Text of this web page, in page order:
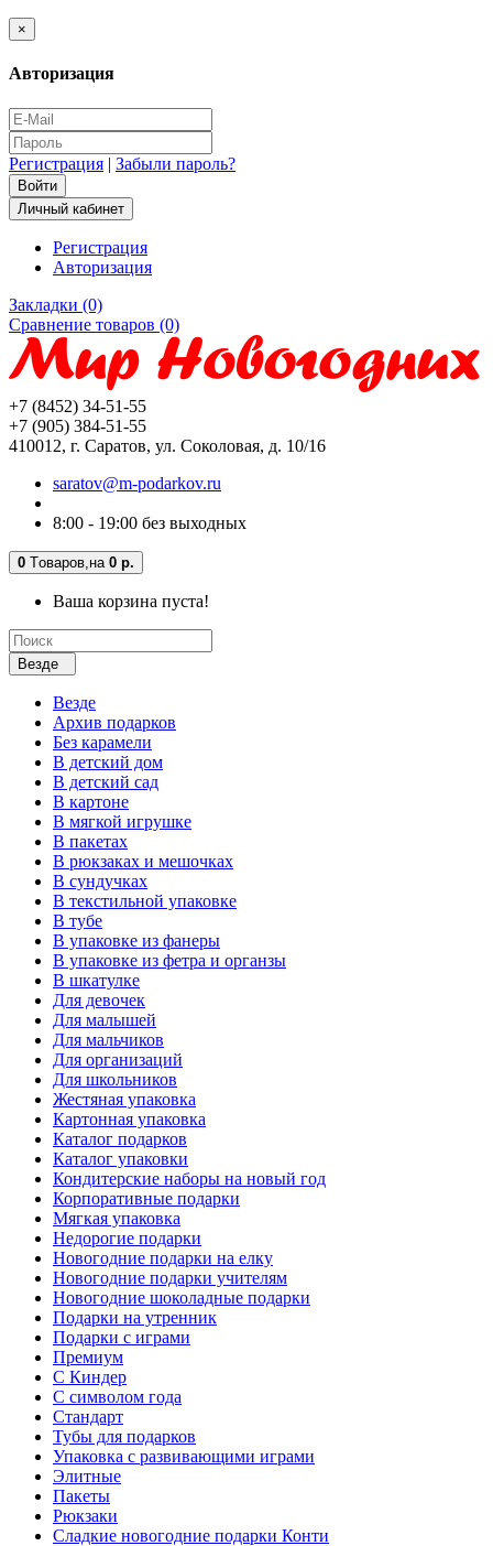
×
Авторизация
Регистрация | Забыли пароль?
Личный кабинет
Регистрация
Авторизация
Закладки (0)
Сравнение товаров (0)
+7 (8452) 34-51-55
+7 (905) 384-51-55
410012, г. Саратов, ул. Соколовая, д. 10/16
saratov@m-podarkov.ru
8:00 - 19:00 без выходных
0 Tоваров, на 0 р.
Ваша корзина пуста!
Везде
Везде
Архив подарков
Без карамели
В детский дом
В детский сад
В картоне
В мягкой игрушке
В пакетах
В рюкзаках и мешочках
В сундучках
В текстильной упаковке
В тубе
В упаковке из фанеры
В упаковке из фетра и органзы
В шкатулке
Для девочек
Для малышей
Для мальчиков
Для организаций
Для школьников
Жестяная упаковка
Картонная упаковка
Каталог подарков
Каталог упаковки
Кондитерские наборы на новый год
Корпоративные подарки
Мягкая упаковка
Недорогие подарки
Новогодние подарки на елку
Новогодние подарки учителям
Новогодние шоколадные подарки
Подарки на утренник
Подарки с играми
Премиум
С Киндер
С символом года
Стандарт
Тубы для подарков
Упаковка с развивающими играми
Элитные
Пакеты
Рюкзаки
Сладкие новогодние подарки Конти